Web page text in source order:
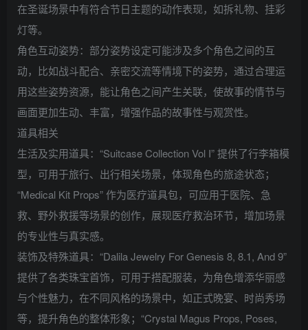
在圣诞场景中有符合节日主题的动作表现，如拆礼物、挂彩
灯等。
角色互动姿势：部分姿势设定可能涉及多个角色之间的互
动，比如战斗配合、亲密交流等情境下的姿势，通过合理运
用这些姿势资源，能让角色之间产生关联，使故事的情节与
画面更加生动、丰富，增强作品的故事性与观赏性。
道具相关
生活及实用道具：“Suitcase Collection Vol I” 提供了行李箱模
型，可用于旅行、出行相关场景，体现角色的旅途状态；
“Medical Kit Props” 作为医疗道具包，可应用于医院、急
救、野外救援等场景的创作，展现医疗救治环节，增加场景
的专业性与真实感。
装饰及特殊道具：“Dalila Jewelry For Genesis 8, 8.1, And 9”
提供了各类珠宝首饰，可用于搭配服装，为角色增添华丽感
与个性魅力，在不同风格的场景中，如正式晚宴、时尚秀场
等，提升角色的整体形象；“Crystal Magus Props, Poses,